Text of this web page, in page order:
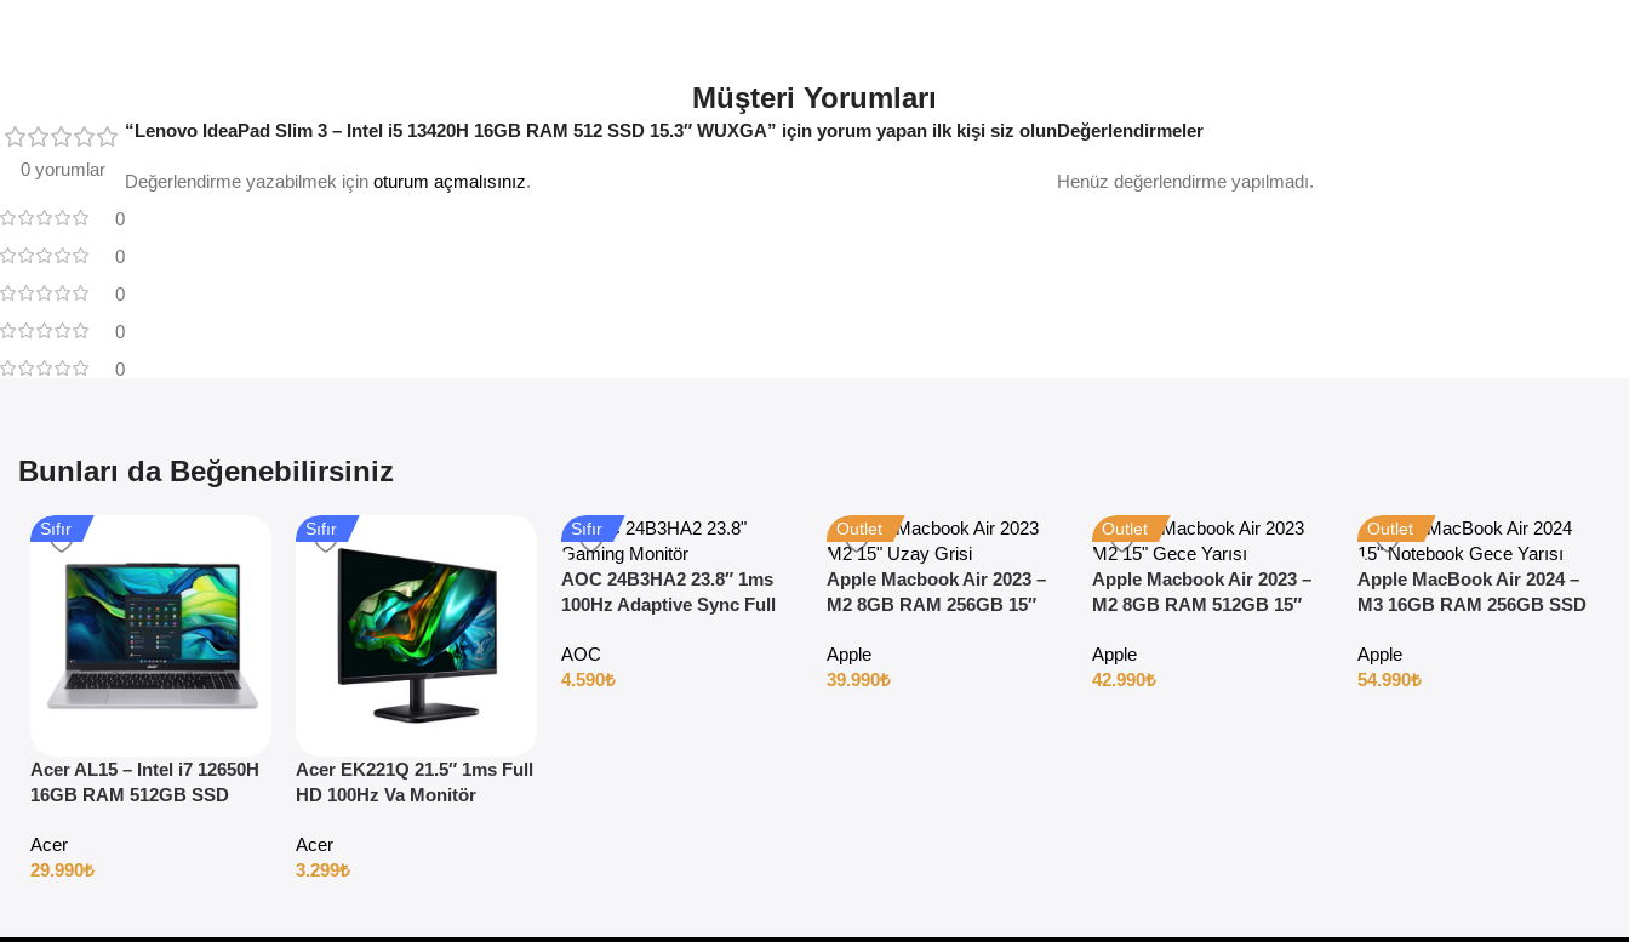
Müşteri Yorumları
0 yorumlar
0
0
0
0
0
Değerlendirmeler
Henüz değerlendirme yapılmadı.
“Lenovo IdeaPad Slim 3 – Intel i5 13420H 16GB RAM 512 SSD 15.3″ WUXGA” için yorum yapan ilk kişi siz olun
Değerlendirme yazabilmek için oturum açmalısınız.
Bunları da Beğenebilirsiniz
Sıfır
Acer AL15 – Intel i7 12650H
16GB RAM 512GB SSD
Acer
29.990₺
Sıfır
Acer EK221Q 21.5″ 1ms Full
HD 100Hz Va Monitör
Acer
3.299₺
Sıfır
AOC 24B3HA2 23.8″ 1ms
100Hz Adaptive Sync Full
AOC
4.590₺
Outlet
Apple Macbook Air 2023 –
M2 8GB RAM 256GB 15″
Apple
39.990₺
Outlet
Apple Macbook Air 2023 –
M2 8GB RAM 512GB 15″
Apple
42.990₺
Outlet
Apple MacBook Air 2024 –
M3 16GB RAM 256GB SSD
Apple
54.990₺